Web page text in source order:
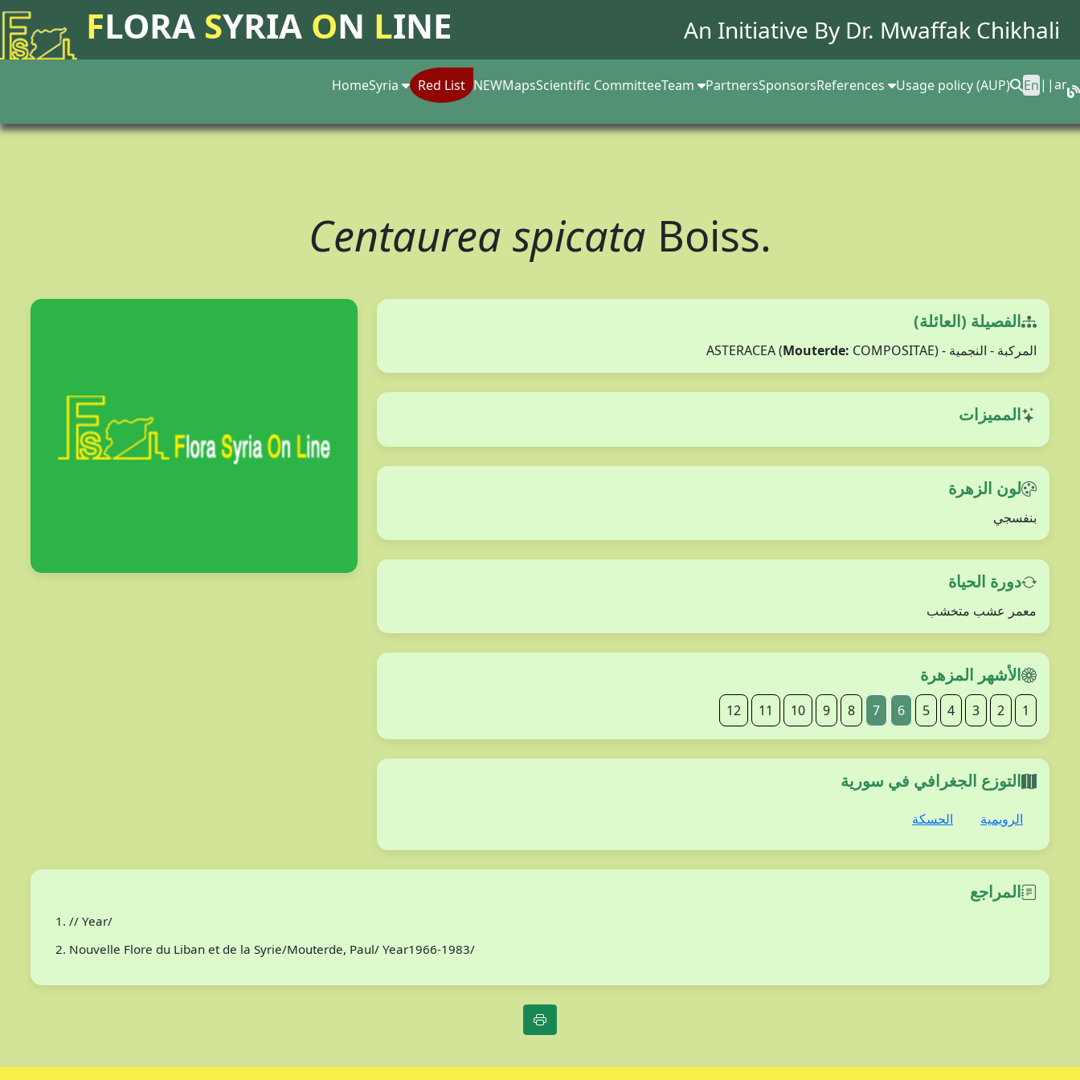
FLORA SYRIA ON LINE An Initiative By Dr. Mwaffak Chikhali
HomeSyria Red List NEWMapsScientific CommitteeTeam PartnersSponsorsReferences Usage policy (AUP) En ||ar
Centaurea spicata Boiss.
الفصيلة (العائلة)
المركبة - النجمية - ASTERACEA ( Mouterde: COMPOSITAE)
المميزات
لون الزهرة
بنفسجي
دورة الحياة
معمر عشب متخشب
الأشهر المزهرة
1
2
3
4
5
6
7
8
9
10
11
12
التوزع الجغرافي في سورية
الرويمية الحسكة
المراجع
// Year/
Nouvelle Flore du Liban et de la Syrie/Mouterde, Paul/ Year1966-1983/